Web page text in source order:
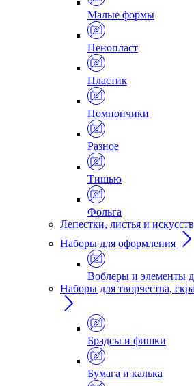
Малые формы
Пенопласт
Пластик
Помпончики
Разное
Тишью
Фольга
Лепестки, листья и
Наборы для оформления
Воблеры и элементы
Наборы для творчества,
Брадсы и фишки
Бумага и калька